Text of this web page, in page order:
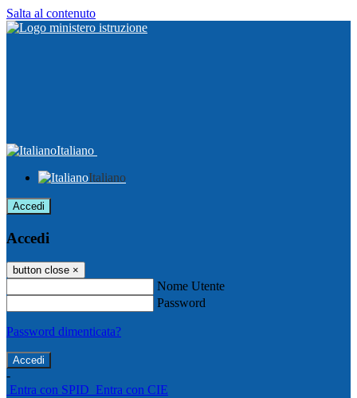
Salta al contenuto
Italiano
Italiano
Accedi
Accedi
button close ×
Nome Utente
Password
Password dimenticata?
-
Entra con SPID Entra con CIE